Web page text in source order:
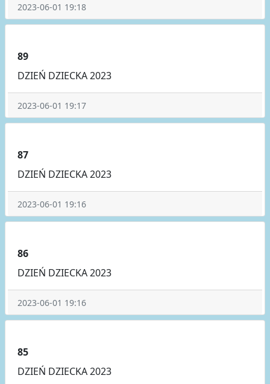
2023-06-01 19:18
89
DZIEŃ DZIECKA 2023
2023-06-01 19:17
87
DZIEŃ DZIECKA 2023
2023-06-01 19:16
86
DZIEŃ DZIECKA 2023
2023-06-01 19:16
85
DZIEŃ DZIECKA 2023